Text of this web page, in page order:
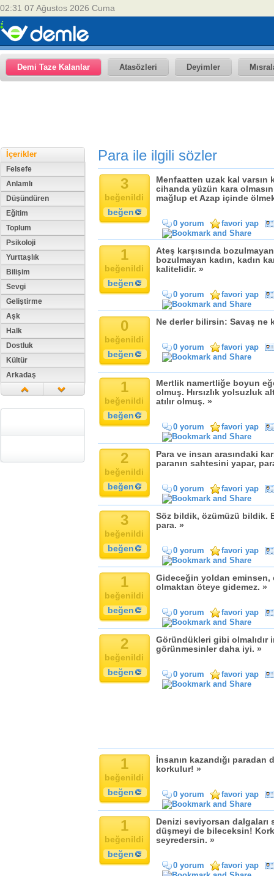
02:31 07 Ağustos 2026 Cuma
Demi Taze Kalanlar Atasözleri Deyimler
İçerikler
Felsefe
Anlamlı
Düşündüren
Eğitim
Toplum
Psikoloji
Yurttaşlık
Bilişim
Sevgi
Geliştirme
Aşk
Halk
Dostluk
Kültür
Arkadaş
Din
Zaman
Para ile ilgili sözler
3
beğenildi
beğen
Menfaatten uzak kal varsın
cihanda yüzün kara
mağlup et Azap içinde
0 yorum favori yap
1
beğenildi
beğen
Ateş karşısında
bozulmayan kadın, kadın
kalitelidir. »
0 yorum favori yap
0
beğenildi
beğen
Ne derler bilirsin: Savaş ne
0 yorum favori yap
1
beğenildi
beğen
Mertlik namertliğe boyun
olmuş. Hırsızlık yolsuzluk
atılır olmuş. »
0 yorum favori yap
2
beğenildi
beğen
Para ve insan arasındaki
paranın sahtesini yapar,
0 yorum favori yap
3
beğenildi
beğen
Söz bildik, özümüzü bildik.
para. »
0 yorum favori yap
1
beğenildi
beğen
Gideceğin yoldan
olmaktan öteye gidemez. »
0 yorum favori yap
2
beğenildi
beğen
Göründükleri gibi olmalıdır
görünmesinler daha iyi. »
0 yorum favori yap
1
beğenildi
beğen
İnsanın kazandığı paradan
korkulur! »
0 yorum favori yap
1
beğenildi
beğen
Denizi seviyorsan dalgaları
düşmeyi de bileceksin!
seyredersin. »
0 yorum favori yap